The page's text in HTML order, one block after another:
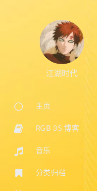
江湖时代
主页
RGB 3S 博客
音乐
分类归档